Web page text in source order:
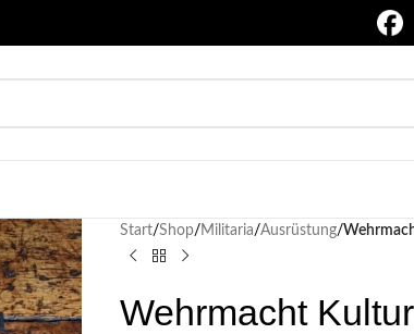
Start/Shop/ Militaria/Ausrüstung/
Wehrmacht